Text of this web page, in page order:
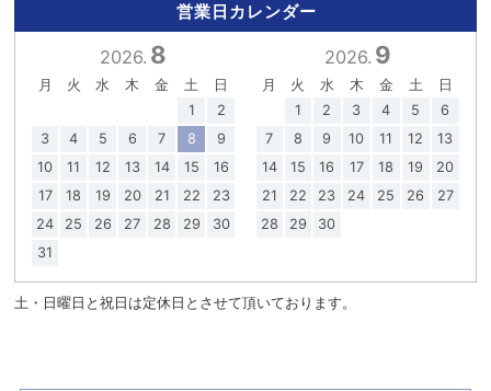
営業日カレンダー
2026. 8
月 火 水 木 金 土
日
1
2
3
4 5 6 7 8
9
10
11 12 13 14 15
16
17
18 19 20 21 22
23
24
25 26 27 28 29
30
31
2026. 9
月 火 水 木 金 土
日
1
2 3 4 5
6
7
8 9 10 11 12
13
14
15 16 17 18 19
20
21
22 23 24 25 26
27
28
29 30
土・日曜日と祝日は定休日とさせて頂いております。